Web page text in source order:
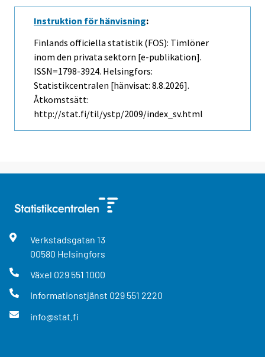
Instruktion för hänvisning:
Finlands officiella statistik (FOS): Timlöner
inom den privata sektorn [e-publikation].
ISSN=1798-3924. Helsingfors:
Statistikcentralen [hänvisat: 8.8.2026].
Åtkomstsätt:
http://stat.fi/til/ystp/2009/index_sv.html
Verkstadsgatan 13
00580 Helsingfors
Växel 029 551 1000
Informationstjänst 029 551 2220
info@stat.fi